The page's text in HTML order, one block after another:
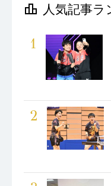
1
2